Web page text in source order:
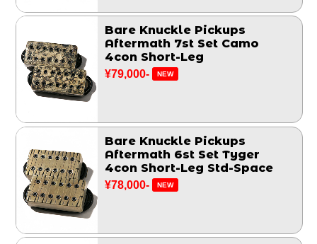
Bare Knuckle Pickups
Aftermath 7st Set Camo
4con Short-Leg
¥79,000- NEW
Bare Knuckle Pickups
Aftermath 6st Set Tyger
4con Short-Leg Std-Space
¥78,000- NEW